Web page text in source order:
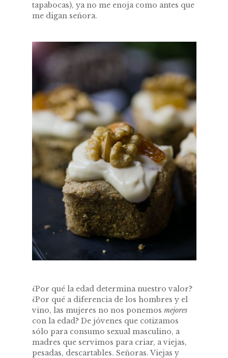
tapabocas), ya no me enoja como antes que
me digan señora.
¿Por qué la edad determina nuestro valor?
¿Por qué a diferencia de los hombres y el
vino, las mujeres no nos ponemos mejores
con la edad? De jóvenes que cotizamos
sólo para consumo sexual masculino, a
madres que servimos para criar, a viejas,
pesadas, descartables. Señoras. Viejas y